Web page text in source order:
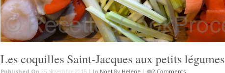
Les coquilles Saint-Jacques aux petits légumes
Published On 25 Novembre 2015 | In Noel By Helene | 2 Comments